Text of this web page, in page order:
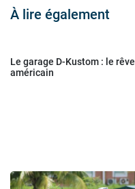
À lire également
Le garage D-Kustom : le rêve
américain